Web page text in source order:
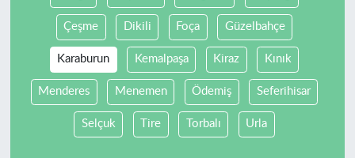
Çeşme Dikili Foça Güzelbahçe
Karaburun Kemalpaşa Kiraz Kınık
Menderes Menemen Ödemiş Seferihisar
Selçuk Tire Torbalı Urla